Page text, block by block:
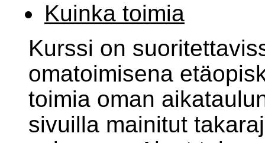
Kuinka toimia
Kurssi on
omatoimisena
toimia oman
sivuilla mainitut